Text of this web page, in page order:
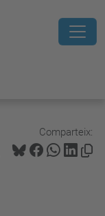
Comparteix: